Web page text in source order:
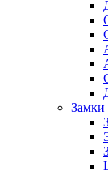
Замки